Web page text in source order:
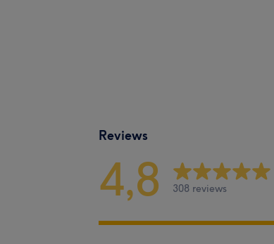
Reviews
4,8 308 reviews